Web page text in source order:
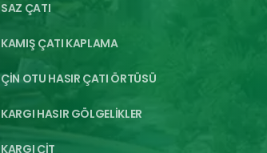
SAZ ÇATI
KAMIŞ ÇATI KAPLAMA
ÇİN OTU HASIR ÇATI ÖRTÜSÜ
KARGI HASIR GÖLGELİKLER
KARGI ÇİT